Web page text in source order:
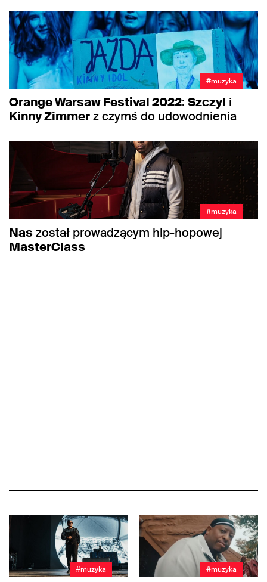
#muzyka
Orange Warsaw Festival 2022: Szczyl i
Kinny Zimmerz czymś do udowodnienia
#muzyka
Nas został prowadzącym hip-hopowej
MasterClass
#muzyka #muzyka